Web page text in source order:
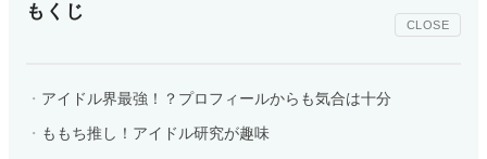
もくじ
CLOSE
アイドル界最強！？プロフィールからも気合は十分
ももち推し！アイドル研究が趣味